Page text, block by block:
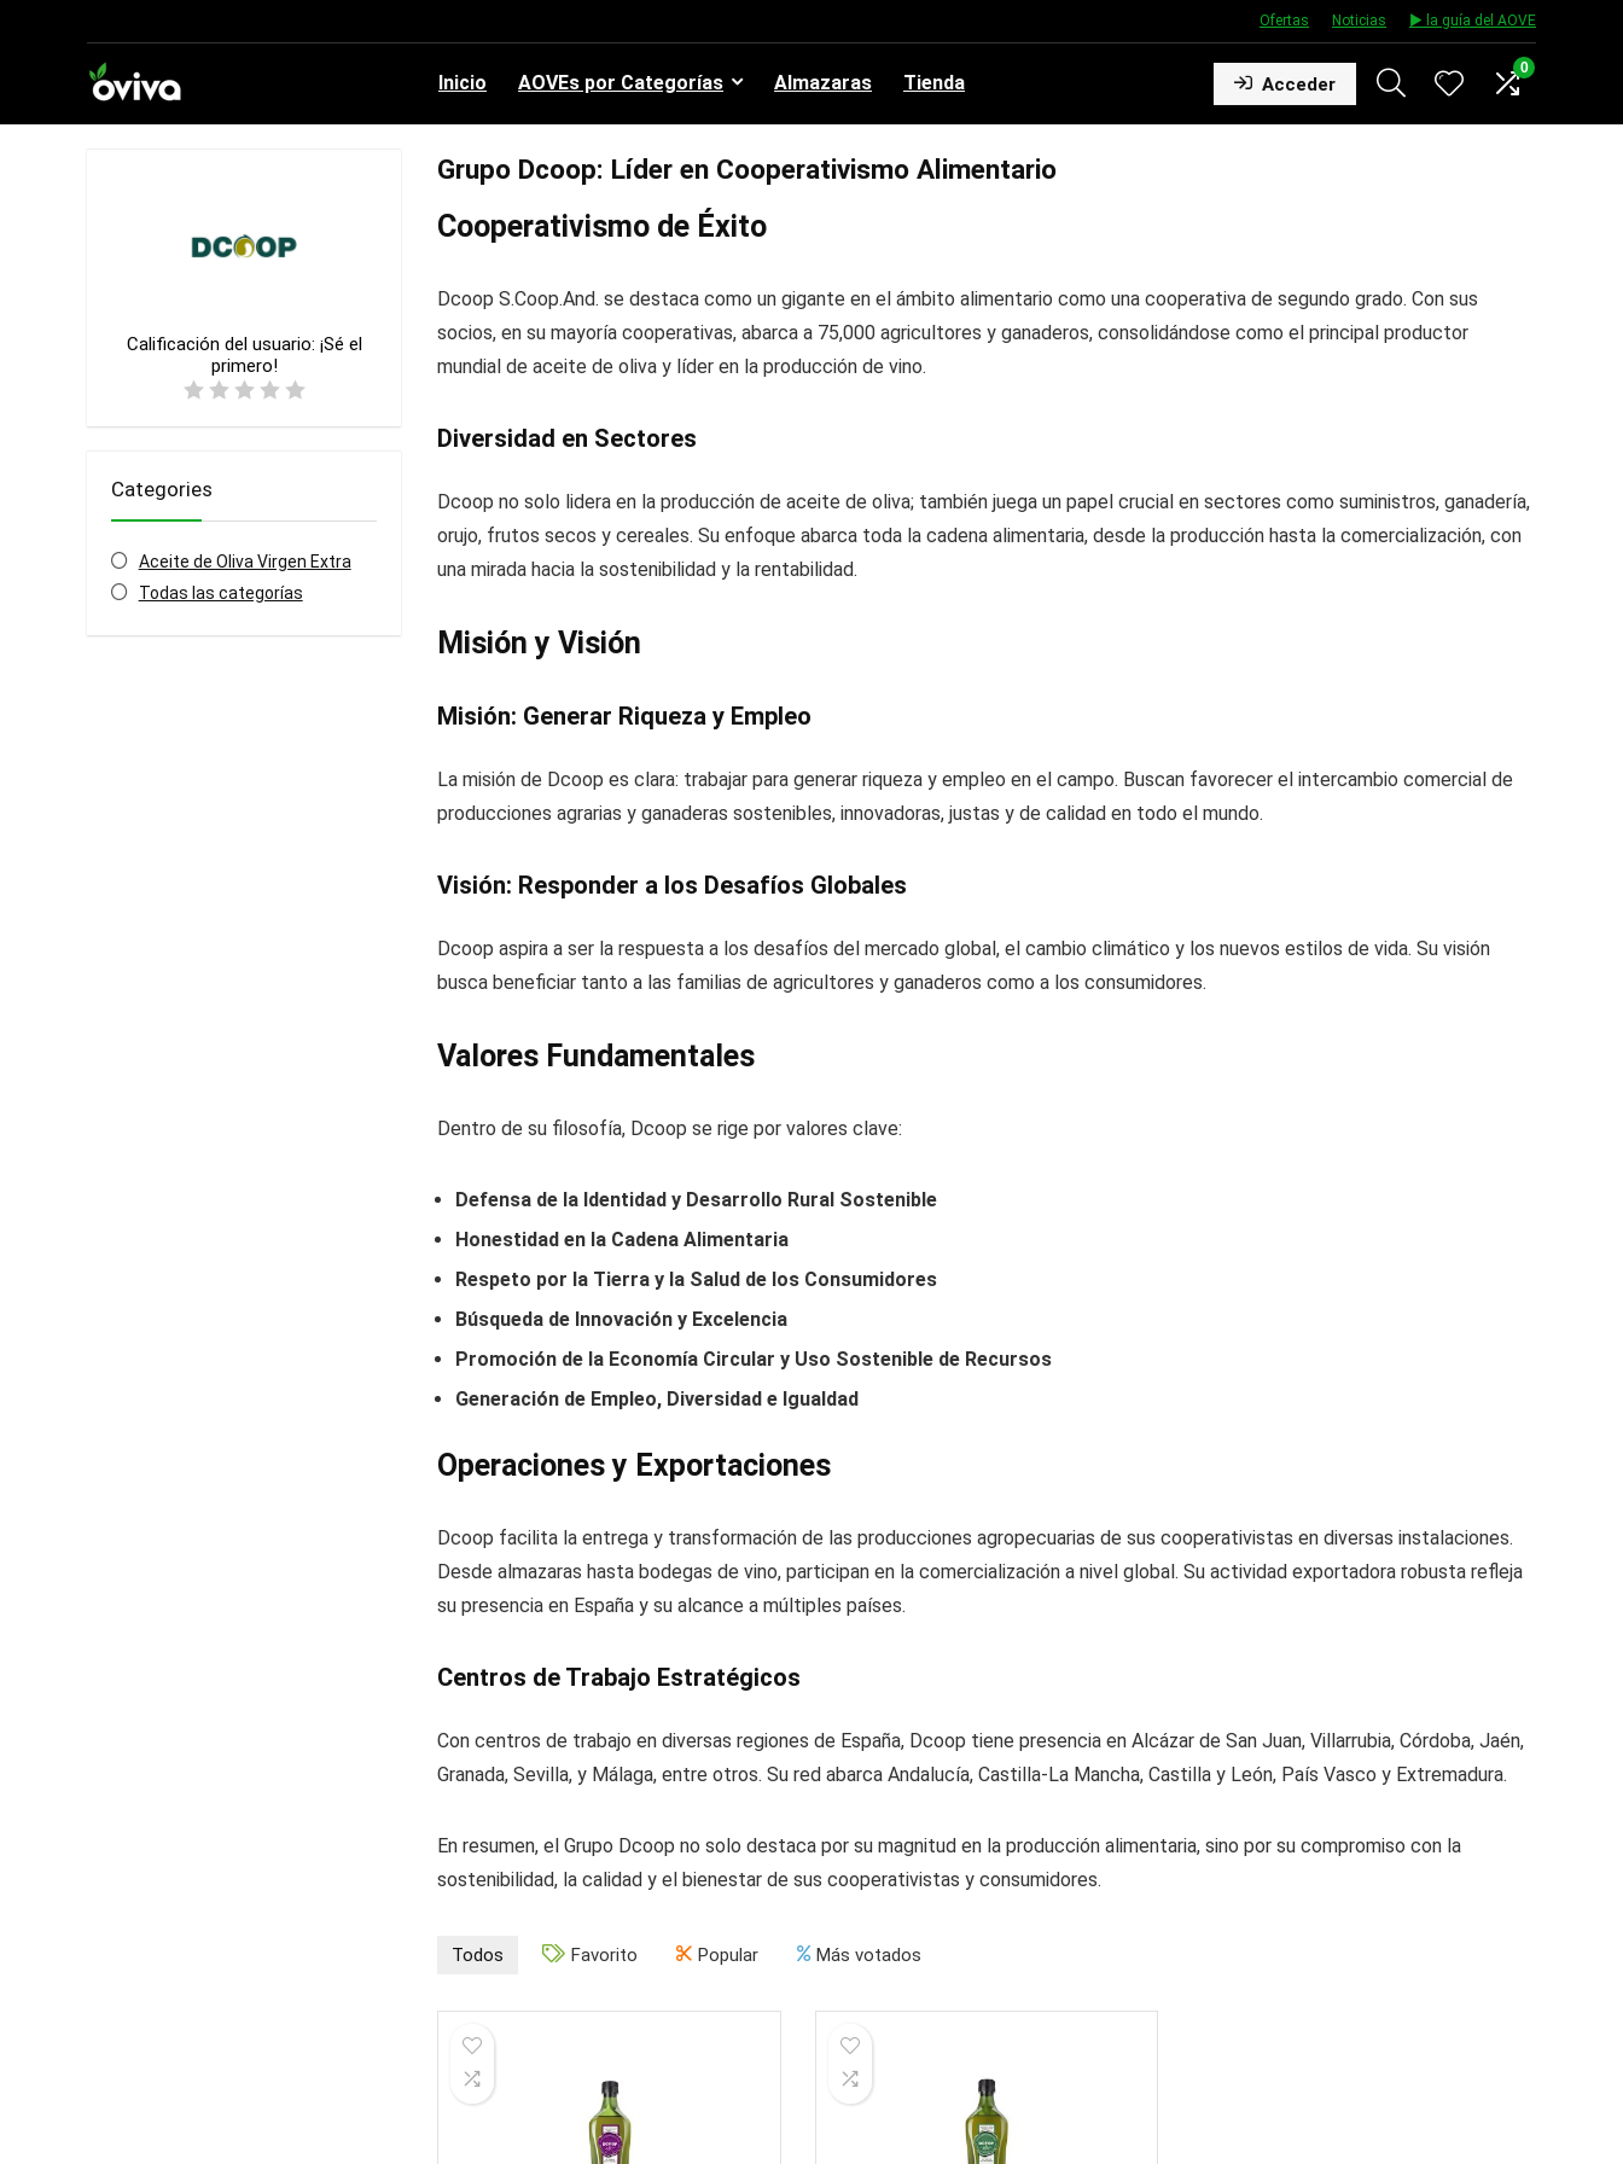
Ofertas Noticias ▶️ la guía del AOVE
Inicio AOVEs por Categorías Almazaras Tienda Acceder
0
Grupo Dcoop: Líder en Cooperativismo Alimentario
Cooperativismo de Éxito
Dcoop S.Coop.And. se destaca como un gigante en el ámbito alimentario como una cooperativa de segundo grado. Con sus
socios, en su mayoría cooperativas, abarca a 75,000 agricultores y ganaderos, consolidándose como el principal productor
mundial de aceite de oliva y líder en la producción de vino.
Diversidad en Sectores
Dcoop no solo lidera en la producción de aceite de oliva; también juega un papel crucial en sectores como suministros, ganadería,
orujo, frutos secos y cereales. Su enfoque abarca toda la cadena alimentaria, desde la producción hasta la comercialización, con
una mirada hacia la sostenibilidad y la rentabilidad.
Misión y Visión
Misión: Generar Riqueza y Empleo
La misión de Dcoop es clara: trabajar para generar riqueza y empleo en el campo. Buscan favorecer el intercambio comercial de
producciones agrarias y ganaderas sostenibles, innovadoras, justas y de calidad en todo el mundo.
Visión: Responder a los Desafíos Globales
Dcoop aspira a ser la respuesta a los desafíos del mercado global, el cambio climático y los nuevos estilos de vida. Su visión
busca beneficiar tanto a las familias de agricultores y ganaderos como a los consumidores.
Valores Fundamentales
Dentro de su filosofía, Dcoop se rige por valores clave:
Defensa de la Identidad y Desarrollo Rural Sostenible
Honestidad en la Cadena Alimentaria
Respeto por la Tierra y la Salud de los Consumidores
Búsqueda de Innovación y Excelencia
Promoción de la Economía Circular y Uso Sostenible de Recursos
Generación de Empleo, Diversidad e Igualdad
Operaciones y Exportaciones
Dcoop facilita la entrega y transformación de las producciones agropecuarias de sus cooperativistas en diversas instalaciones.
Desde almazaras hasta bodegas de vino, participan en la comercialización a nivel global. Su actividad exportadora robusta refleja
su presencia en España y su alcance a múltiples países.
Centros de Trabajo Estratégicos
Con centros de trabajo en diversas regiones de España, Dcoop tiene presencia en Alcázar de San Juan, Villarrubia, Córdoba, Jaén,
Granada, Sevilla, y Málaga, entre otros. Su red abarca Andalucía, Castilla-La Mancha, Castilla y León, País Vasco y Extremadura.
En resumen, el Grupo Dcoop no solo destaca por su magnitud en la producción alimentaria, sino por su compromiso con la
sostenibilidad, la calidad y el bienestar de sus cooperativistas y consumidores.
Calificación del usuario: ¡Sé el
primero!
Categories
Aceite de Oliva Virgen Extra
Todas las categorías
Todos Favorito Popular Más votados